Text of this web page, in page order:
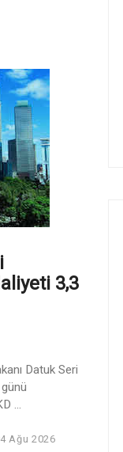
3,3
Datuk Seri
...
Ağu 2026